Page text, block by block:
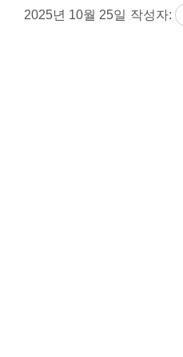
2025년 10월 25일 작성자: